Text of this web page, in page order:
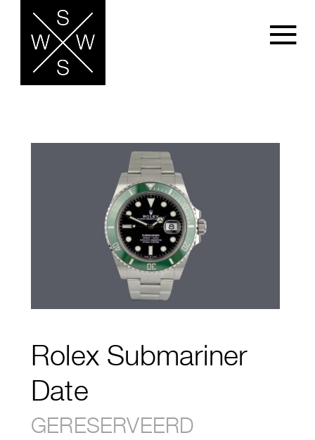
Rolex Submariner
Date
GERESERVEERD